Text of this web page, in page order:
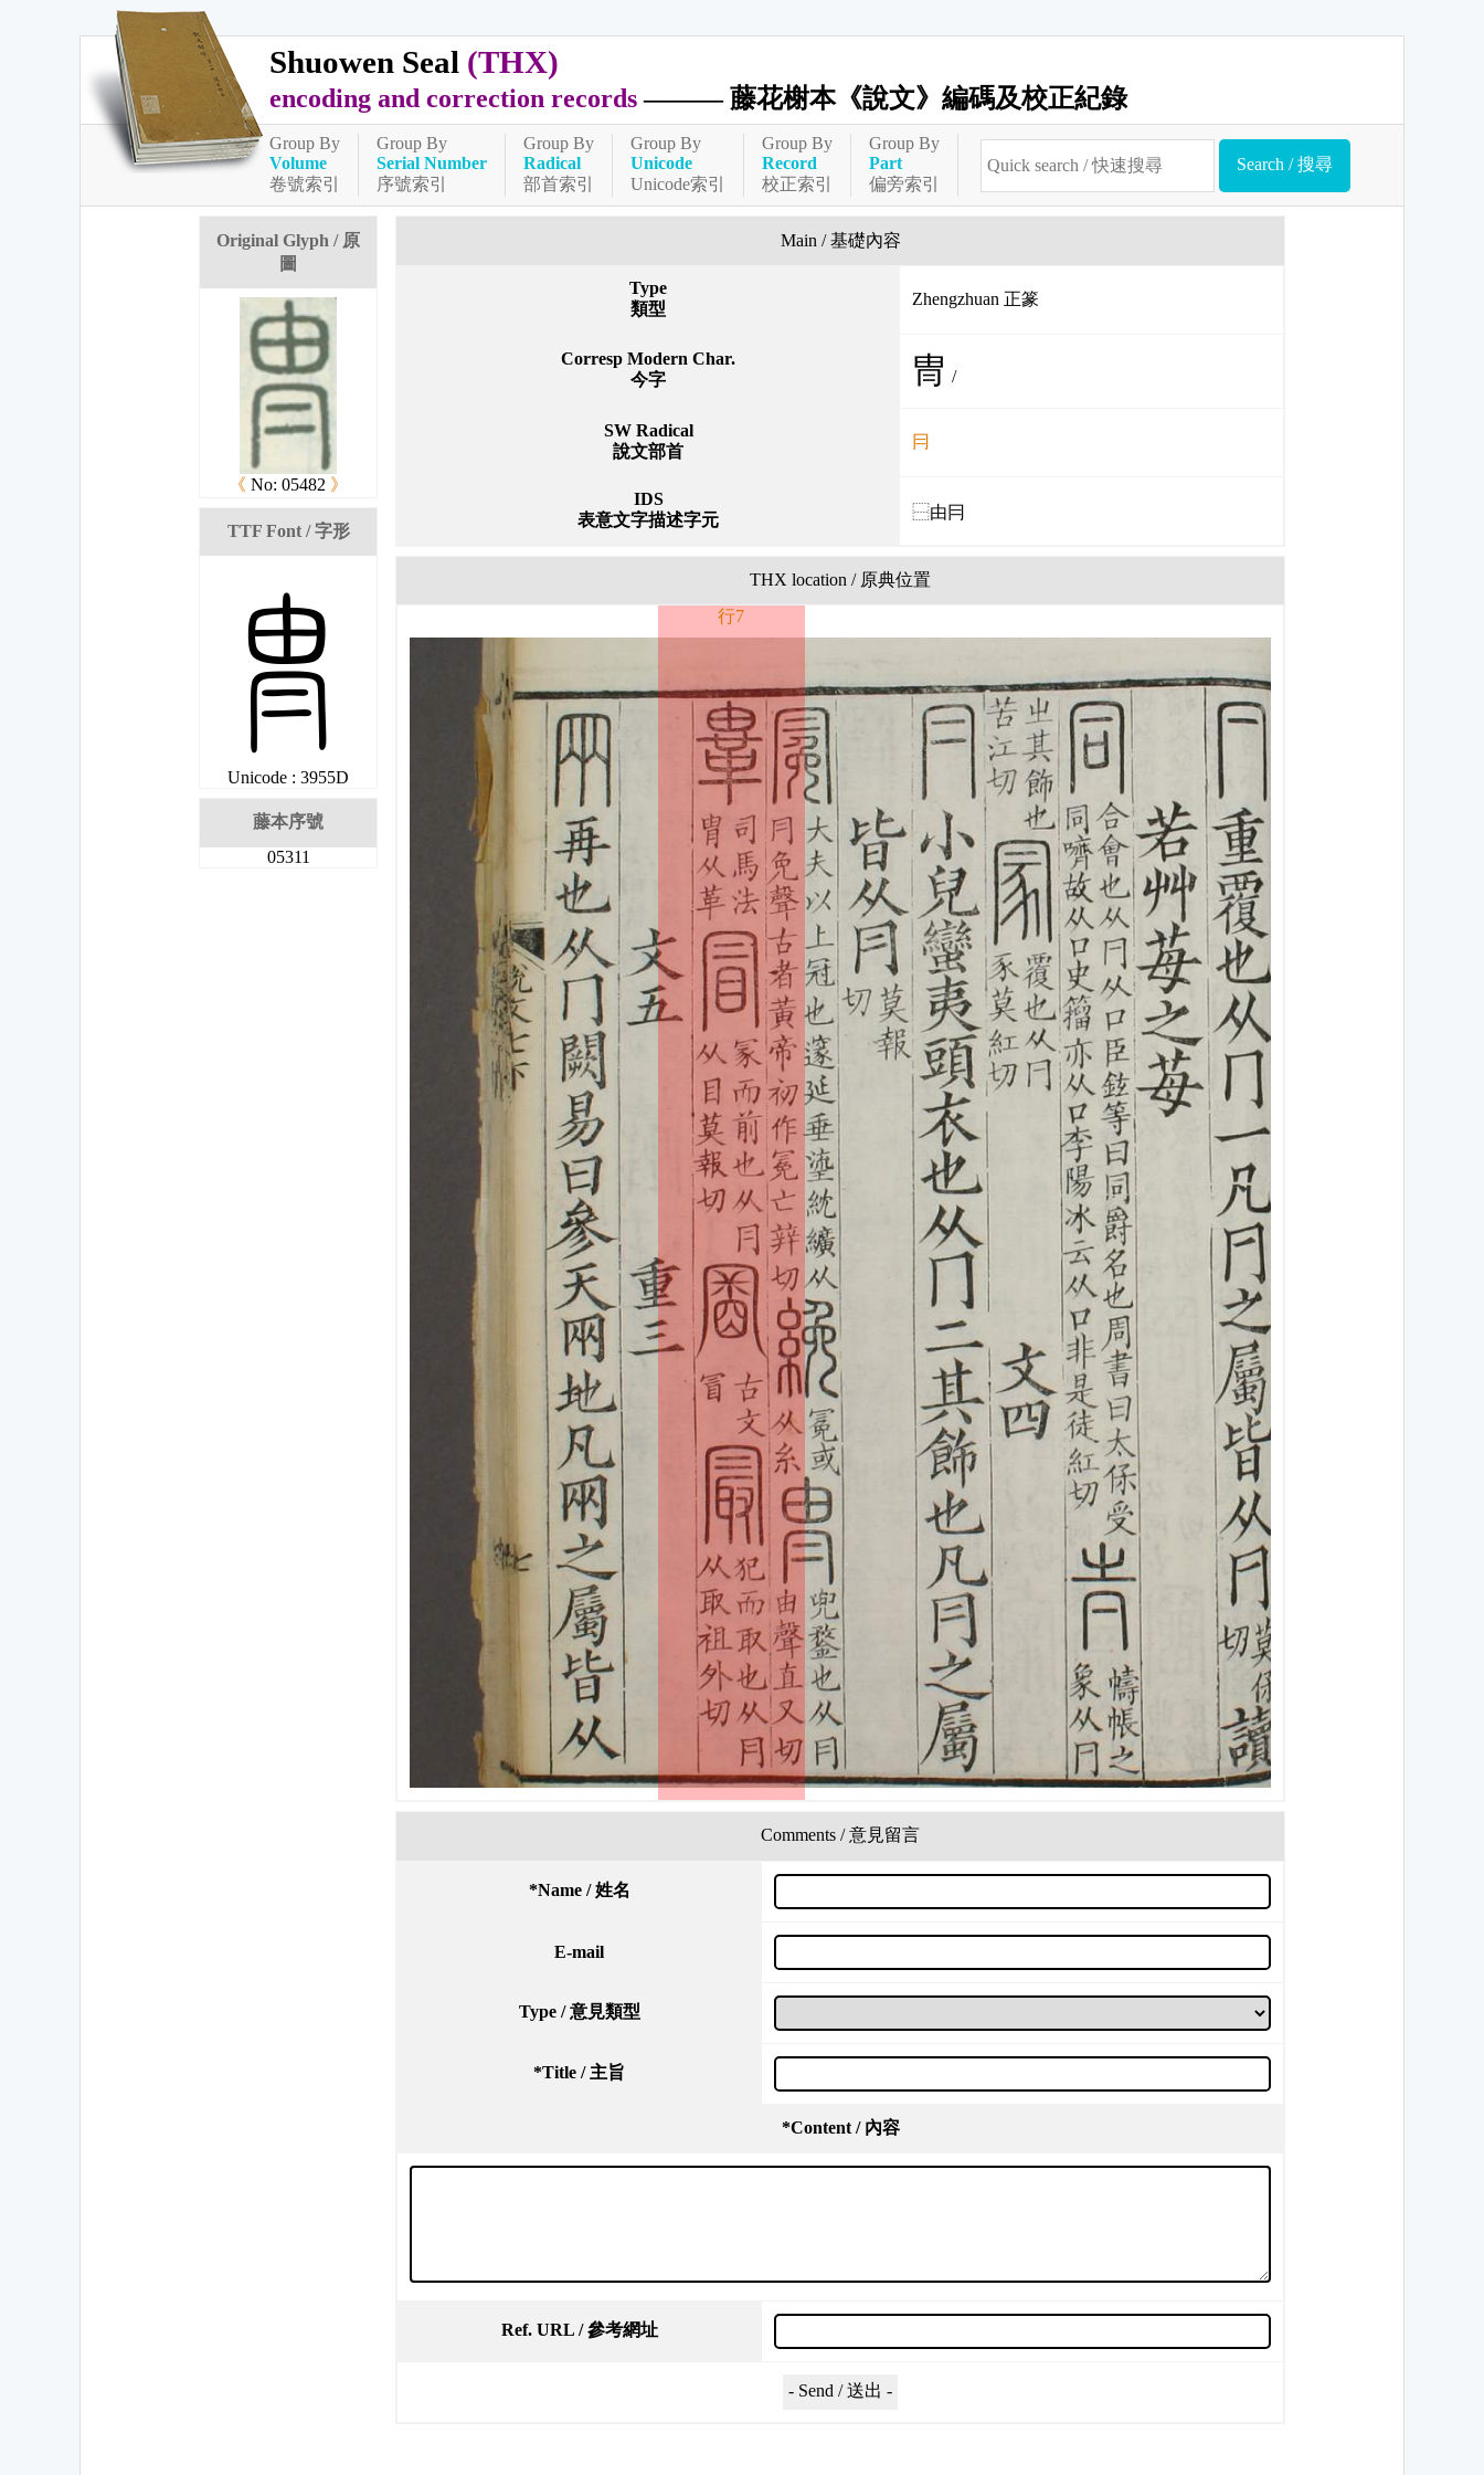
Shuowen Seal (THX)
encoding and correction records ——— 藤花榭本《說文》編碼及校正紀錄
Group By
Volume
卷號索引
Group By
Serial Number
序號索引
Group By
Radical
部首索引
Group By
Unicode
Unicode索引
Group By
Record
校正索引
Group By
Part
偏旁索引
Original Glyph / 原
圖
《 No: 05482 》
TTF Font / 字形
捝
Unicode : 3955D
藤本序號
05311
Main / 基礎內容
Type
類型
Zhengzhuan 正篆
Corresp Modern Char.
今字
冑 /
SW Radical
說文部首
冃
IDS
表意文字描述字元
⿱由冃
THX location / 原典位置
行7
Comments / 意見留言
*Name / 姓名
E-mail
Type / 意見類型
*Title / 主旨
*Content / 內容
Ref. URL / 參考網址